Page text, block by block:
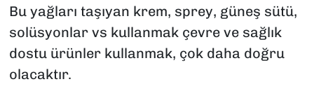
Bu yağları taşıyan krem, sprey, güneş sütü,
solüsyonlar vs kullanmak çevre ve sağlık
dostu ürünler kullanmak, çok daha doğru
olacaktır.